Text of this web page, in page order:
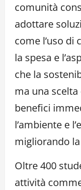
comunità
adottare
come l’uso
la spesa e
che la
ma una
benefici
l’ambiente e
migliorando
Oltre 400
attività